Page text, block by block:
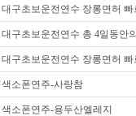
대구초보운전연수 장롱면허
대구초보운전연수 총 4일동안
대구초보운전연수 장롱면허
색소폰연주-사랑참
색소폰연주-용두산엘레지